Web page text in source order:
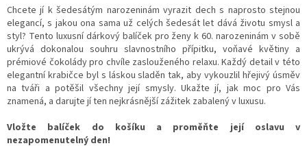
Chcete jí k šedesátým narozeninám vyrazit dech s naprosto stejnou
elegancí, s jakou ona sama už celých šedesát let dává životu smysl a
styl? Tento luxusní dárkový balíček pro ženy k 60. narozeninám v sobě
ukrývá dokonalou souhru slavnostního přípitku, voňavé květiny a
prémiové čokolády pro chvíle zaslouženého relaxu. Každý detail v této
elegantní krabičce byl s láskou sladěn tak, aby vykouzlil hřejivý úsměv
na tváři a potěšil všechny její smysly. Ukažte jí, jak moc pro Vás
znamená, a darujte jí ten nejkrásnější zážitek zabalený v luxusu.
Vložte balíček do košíku a proměňte její oslavu v
nezapomenutelný den!